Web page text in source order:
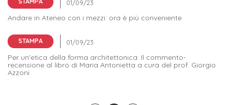
Andare in Ateneo con i mezzi: ora è più conveniente
STAMPA
Per un'etica della forma architettonica: Il commento-
recensione al libro di Maria Antonietta a cura del prof. Giorgio
Azzoni